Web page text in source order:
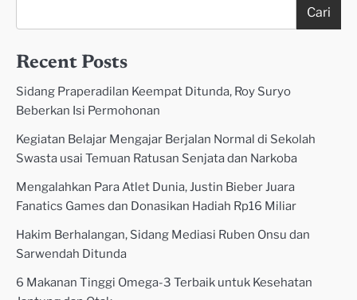
Cari
Recent Posts
Sidang Praperadilan Keempat Ditunda, Roy Suryo
Beberkan Isi Permohonan
Kegiatan Belajar Mengajar Berjalan Normal di Sekolah
Swasta usai Temuan Ratusan Senjata dan Narkoba
Mengalahkan Para Atlet Dunia, Justin Bieber Juara
Fanatics Games dan Donasikan Hadiah Rp16 Miliar
Hakim Berhalangan, Sidang Mediasi Ruben Onsu dan
Sarwendah Ditunda
6 Makanan Tinggi Omega-3 Terbaik untuk Kesehatan